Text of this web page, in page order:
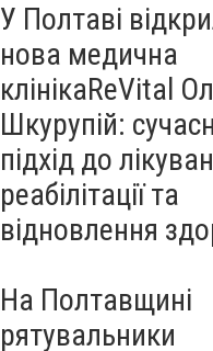
У Полтаві
нова медична
клінікаReVital
Шкурупій:
підхід до
реабілітації та
відновлення
На Полтавщині
рятувальники